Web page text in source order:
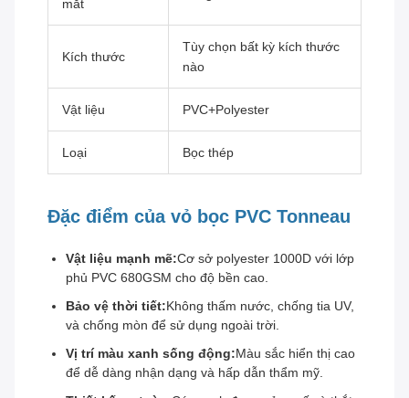
mắt
Kích thước
Tùy chọn bất kỳ kích thước
nào
Vật liệu PVC+Polyester
Loại Bọc thép
Đặc điểm của vỏ bọc PVC Tonneau
Vật liệu mạnh mẽ:Cơ sở polyester 1000D với lớp
phủ PVC 680GSM cho độ bền cao.
Bảo vệ thời tiết:Không thấm nước, chống tia UV,
và chống mòn để sử dụng ngoài trời.
Vị trí màu xanh sống động:Màu sắc hiển thị cao
để dễ dàng nhận dạng và hấp dẫn thẩm mỹ.